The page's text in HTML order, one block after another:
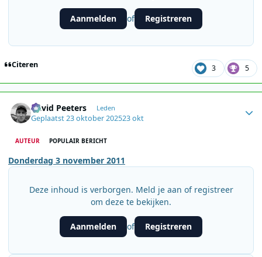
Aanmelden of Registreren
Citeren 3 5
David Peeters Leden
Geplaatst23 oktober 202523 okt
AUTEUR POPULAIR BERICHT
Donderdag 3 november 2011
Deze inhoud is verborgen. Meld je aan of registreer
om deze te bekijken.
Aanmelden of Registreren